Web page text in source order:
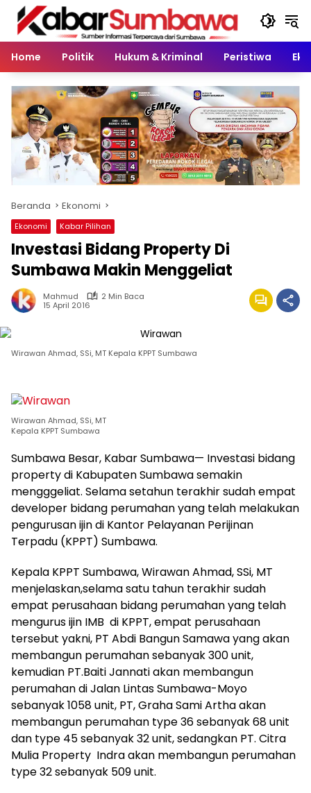
Langsung
konten
Home
Politik Hukum & Kriminal Peristiwa
Beranda Ekonomi
Ekonomi Kabar Pilihan
Investasi Bidang Property Di
Sumbawa Makin Menggeliat
Mahmud
2 Min Baca
15 April 2016
Wirawan Ahmad, SSi, MT Kepala KPPT Sumbawa
Wirawan Ahmad, SSi, MT
Kepala KPPT Sumbawa
Sumbawa Besar, Kabar Sumbawa— Investasi bidang
property di Kabupaten Sumbawa semakin
mengggeliat. Selama setahun terakhir sudah empat
developer bidang perumahan yang telah melakukan
pengurusan ijin di Kantor Pelayanan Perijinan
Terpadu (KPPT) Sumbawa.
Kepala KPPT Sumbawa, Wirawan Ahmad, SSi, MT
menjelaskan,selama satu tahun terakhir sudah
empat perusahaan bidang perumahan yang telah
mengurus ijin IMB di KPPT, empat perusahaan
tersebut yakni, PT Abdi Bangun Samawa yang akan
membangun perumahan sebanyak 300 unit,
kemudian PT.Baiti Jannati akan membangun
perumahan di Jalan Lintas Sumbawa-Moyo
sebanyak 1058 unit, PT, Graha Sami Artha akan
membangun perumahan type 36 sebanyak 68 unit
dan type 45 sebanyak 32 unit, sedangkan PT. Citra
Mulia Property Indra akan membangun perumahan
type 32 sebanyak 509 unit.